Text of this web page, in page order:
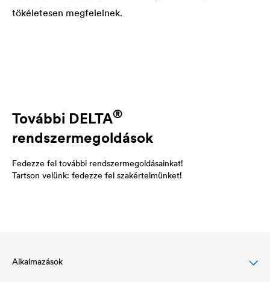
tökéletesen megfelelnek.
További DELTA®
rendszermegoldások
Fedezze fel további rendszermegoldásainkat!
Tartson velünk: fedezze fel szakértelmünket!
Alkalmazások